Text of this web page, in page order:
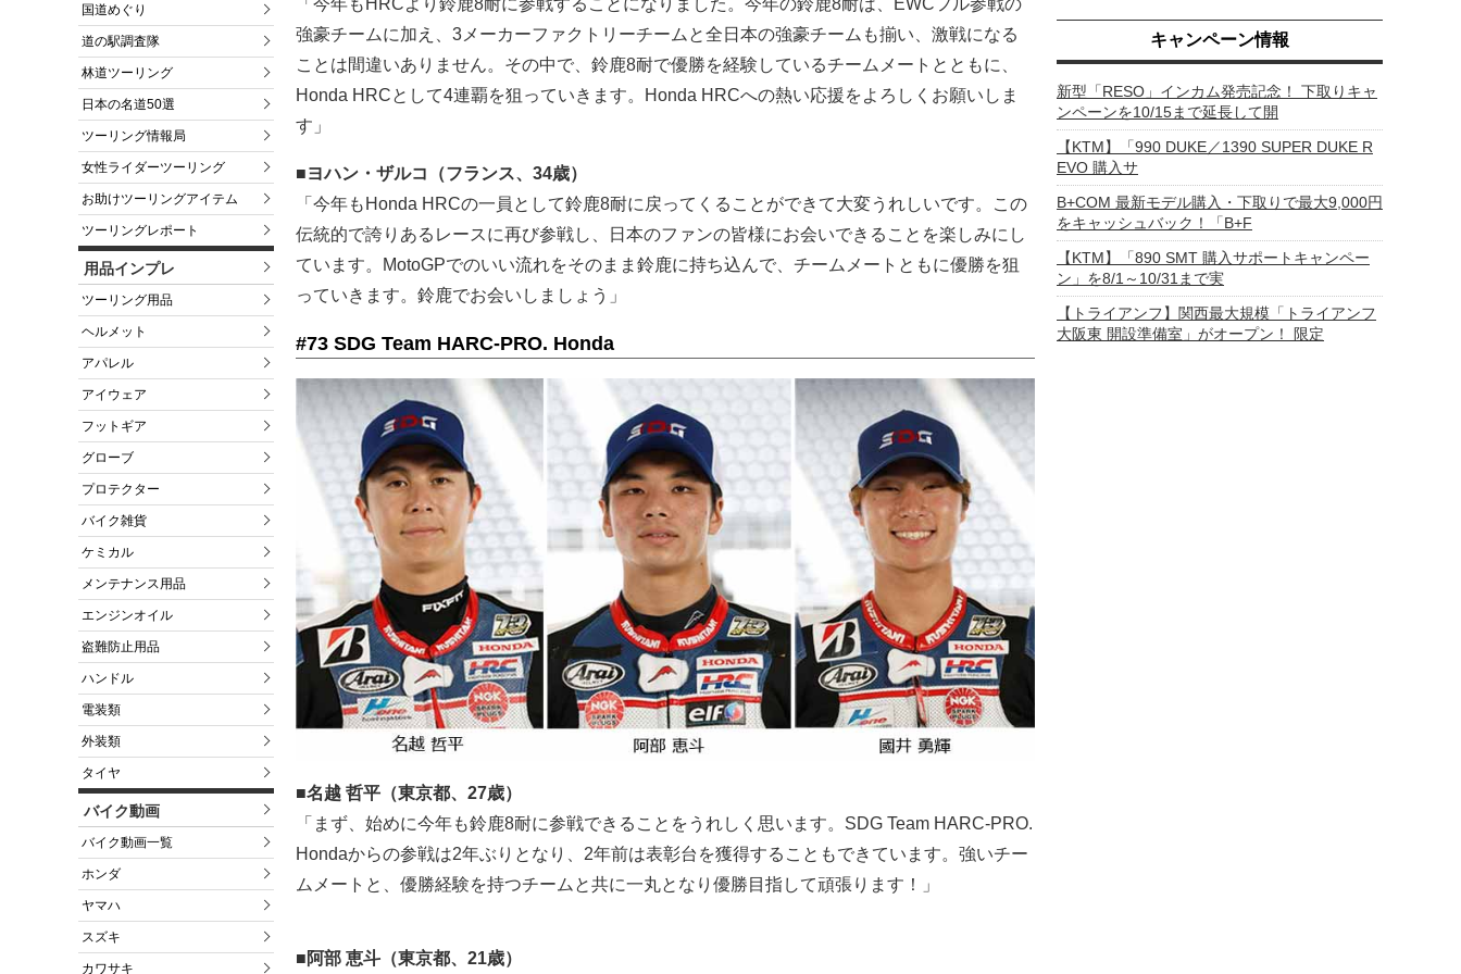
国道めぐり
道の駅調査隊
林道ツーリング
日本の名道50選
ツーリング情報局
女性ライダーツーリング
お助けツーリングアイテム
ツーリングレポート
用品インプレ
ツーリング用品
ヘルメット
アパレル
アイウェア
フットギア
グローブ
プロテクター
バイク雑貨
ケミカル
メンテナンス用品
エンジンオイル
盗難防止用品
ハンドル
電装類
外装類
タイヤ
バイク動画
バイク動画一覧
ホンダ
ヤマハ
スズキ
カワサキ
強豪チームに加え、3メーカーファクトリーチームと全日本の強豪チームも揃い、激戦になる
ことは間違いありません。その中で、鈴鹿8耐で優勝を経験しているチームメートとともに、
Honda HRCとして4連覇を狙っていきます。Honda HRCへの熱い応援をよろしくお願いしま
す」
■ヨハン・ザルコ（フランス、34歳）
「今年もHonda HRCの一員として鈴鹿8耐に戻ってくることができて大変うれしいです。この
伝統的で誇りあるレースに再び参戦し、日本のファンの皆様にお会いできることを楽しみにし
ています。MotoGPでのいい流れをそのまま鈴鹿に持ち込んで、チームメートともに優勝を狙
っていきます。鈴鹿でお会いしましょう」
#73 SDG Team HARC-PRO. Honda
■名越 哲平（東京都、27歳）
「まず、始めに今年も鈴鹿8耐に参戦できることをうれしく思います。SDG Team HARC-PRO.
Hondaからの参戦は2年ぶりとなり、2年前は表彰台を獲得することもできています。強いチー
ムメートと、優勝経験を持つチームと共に一丸となり優勝目指して頑張ります！」
■阿部 恵斗（東京都、21歳）
キャンペーン情報
新型「RESO」インカム発売記念！ 下取りキャ
ンペーンを10/15まで延長して開
【KTM】「990 DUKE／1390 SUPER DUKE R
EVO 購入サ
B+COM 最新モデル購入・下取りで最大9,000円
をキャッシュバック！「B+F
【KTM】「890 SMT 購入サポートキャンペー
ン」を8/1～10/31まで実
【トライアンフ】関西最大規模「トライアンフ
大阪東 開設準備室」がオープン！ 限定